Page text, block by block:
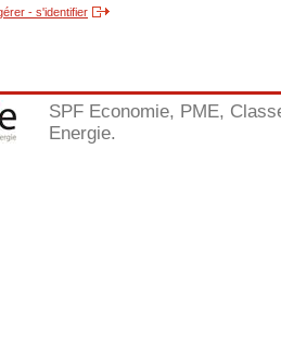
- s'identifier
SPF Economie, PME,
Energie.